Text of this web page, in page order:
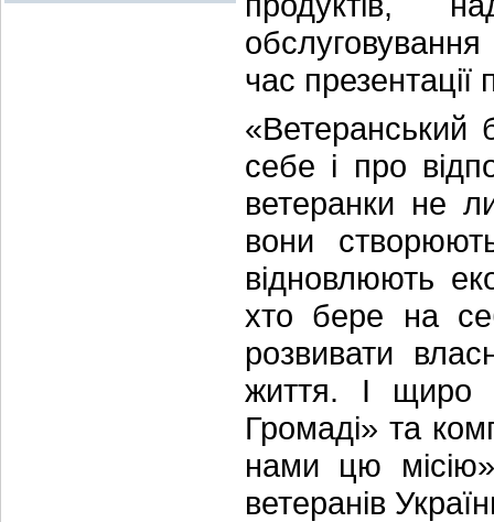
час презентації
«Ветеранський
себе і про
ветеранки не
вони
відновлюють
хто бере на
розвивати
життя. І
Громаді» та
нами цю
ветеранів